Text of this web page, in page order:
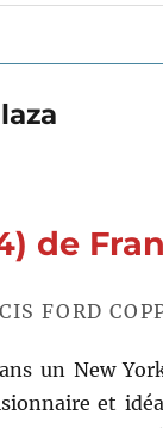
de
FORD
un New
et